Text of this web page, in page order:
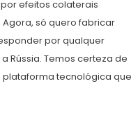
efeitos colaterais
Agora, só quero fabricar
por qualquer
Rússia. Temos certeza de
tecnológica que